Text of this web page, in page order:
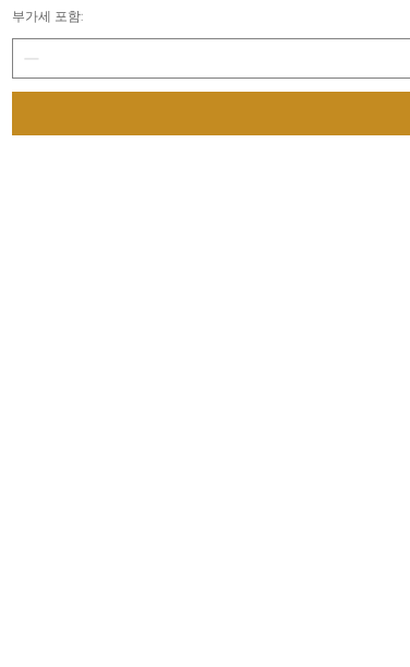
부가세 포함: